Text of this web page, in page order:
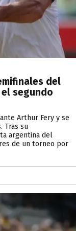
del
el segundo
Arthur Fery y se
Tras su
argentina del
de un torneo por